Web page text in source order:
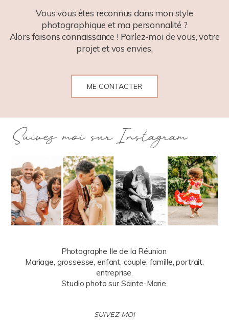
Vous vous êtes reconnus dans mon style
photographique et ma personnalité ?
Alors faisons connaissance ! Parlez-moi de vous, votre
projet et vos envies.
ME CONTACTER
Suivez moi sur Instagram
Photographe Ile de la Réunion.
Mariage, grossesse, enfant, couple, famille, portrait,
entreprise.
Studio photo sur Sainte-Marie.
SUIVEZ-MOI